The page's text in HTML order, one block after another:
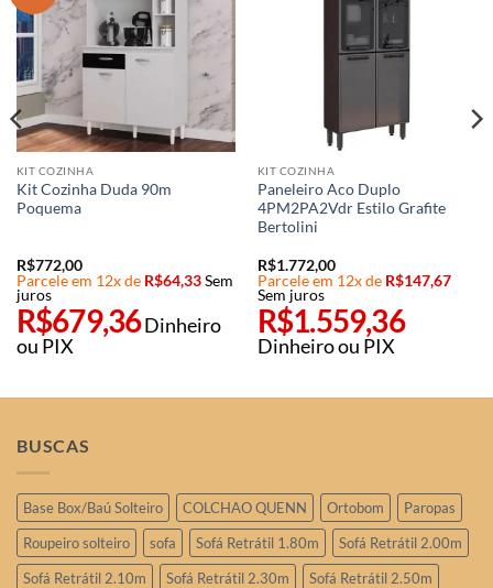
KIT COZINHA
Kit Cozinha Duda 90m
Poquema
R$772,00
Parcele em 12x de R$64,33 Sem
juros
R$679,36Dinheiro
ou PIX
KIT COZINHA
Paneleiro Aco Duplo
4PM2PA2Vdr Estilo Grafite
Bertolini
R$1.772,00
Parcele em 12x de R$147,67
Sem juros
R$1.559,36
Dinheiro ou PIX
BUSCAS
Base Box/Baú Solteiro COLCHAO QUENN Ortobom
Paropas
Roupeiro solteiro
sofa Sofá Retrátil 1.80m
Sofá Retrátil 2.00m
Sofá Retrátil 2.10m
Sofá Retrátil 2.30m
Sofá Retrátil 2.50m